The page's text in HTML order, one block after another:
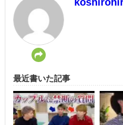
最近書いた記事